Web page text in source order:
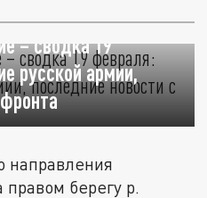
– сводка 19
русской армии,
направления
берегу р.